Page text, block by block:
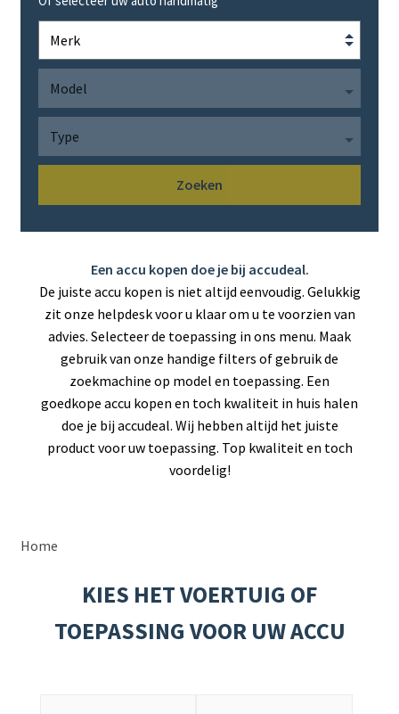
LADERS & ACCESSOIRES
MERKEN
SOORTEN
Zoeken
Een accu kopen doe je bij accudeal.
De juiste accu kopen is niet altijd eenvoudig. Gelukkig
zit onze helpdesk voor u klaar om u te voorzien van
advies. Selecteer de toepassing in ons menu. Maak
gebruik van onze handige filters of gebruik de
zoekmachine op model en toepassing. Een
goedkope accu kopen en toch kwaliteit in huis halen
doe je bij accudeal. Wij hebben altijd het juiste
product voor uw toepassing. Top kwaliteit en toch
voordelig!
Home
KIES HET VOERTUIG OF
TOEPASSING VOOR UW ACCU